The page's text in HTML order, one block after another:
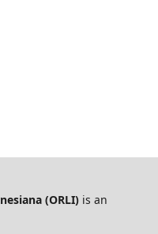
(ORLI) is an